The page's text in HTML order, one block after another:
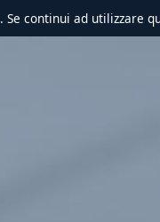
. Se continui ad utilizzare